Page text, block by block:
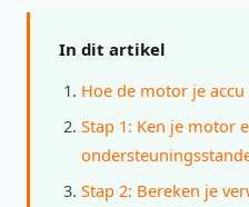
In dit artikel
Hoe de motor je
Stap 1: Ken je motor
Stap 2: Bereken je